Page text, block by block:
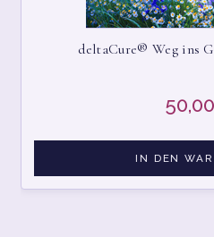
deltaCure® Weg ins
50,00
IN DEN